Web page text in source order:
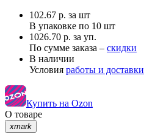
102.67 р. за шт
В упаковке по 10 шт
1026.70 р. за уп.
По сумме заказа – скидки
В наличии
Условия работы и доставки
Купить на Ozon
О товаре
xmark